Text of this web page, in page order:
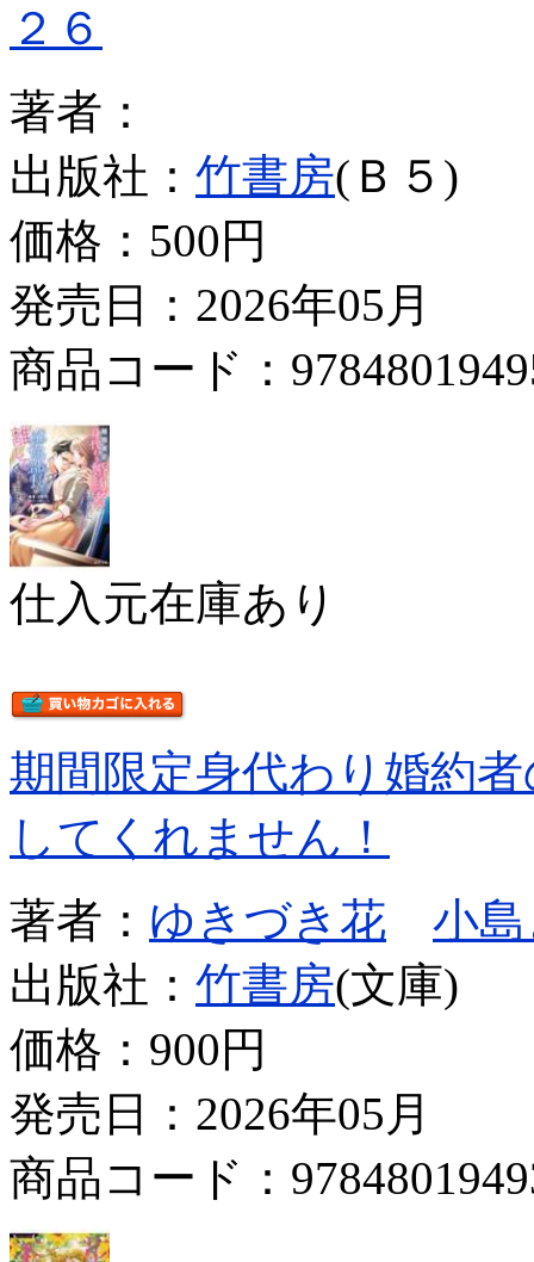
２６
著者：
出版社： 竹書房(Ｂ５)
価格： 500円
発売日：2026年05月
商品コード：
仕入元在庫あり
期間限定身代わり婚約
してくれません！
著者： ゆきづき花
小
出版社： 竹書房(文庫)
価格： 900円
発売日：2026年05月
商品コード：